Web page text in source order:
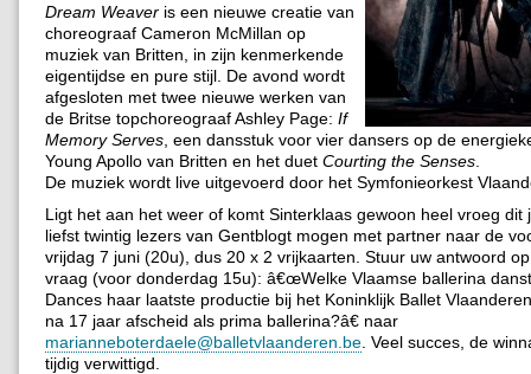
Dream Weaver is een nieuwe creatie van
choreograaf Cameron McMillan op
muziek van Britten, in zijn kenmerkende
eigentijdse en pure stijl. De avond wordt
afgesloten met twee nieuwe werken van
de Britse topchoreograaf Ashley Page: If
Memory Serves , een dansstuk voor vier dansers op de
Young Apollo van Britten en het duet Courting the Senses
De muziek wordt live uitgevoerd door het Symfonieorkest
Ligt het aan het weer of komt Sinterklaas gewoon heel vroeg dit
liefst twintig lezers van Gentblogt mogen met partner naar de
vrijdag 7 juni (20u), dus 20 x 2 vrijkaarten. Stuur uw antwoord
vraag (voor donderdag 15u): â€œWelke Vlaamse ballerina
Dances haar laatste productie bij het Koninklijk Ballet
na 17 jaar afscheid als prima ballerina?â€ naar
marianneboterdaele@balletvlaanderen.be . Veel succes, de
tijdig verwittigd.